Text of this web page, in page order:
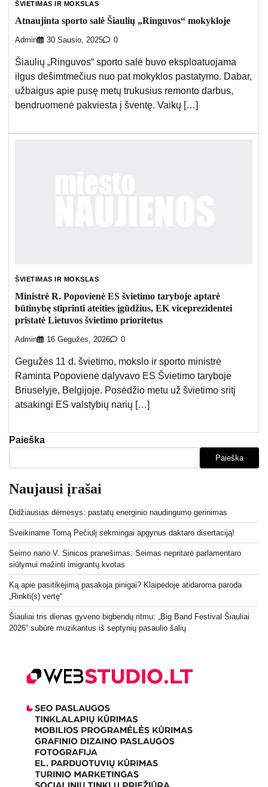
ŠVIETIMAS IR MOKSLAS
Atnaujinta sporto salė Šiaulių „Ringuvos“ mokykloje
Admin 30 Sausio, 2025 0
Šiaulių „Ringuvos“ sporto salė buvo eksploatuojama
ilgus dešimtmečius nuo pat mokyklos pastatymo. Dabar,
užbaigus apie pusę metų trukusius remonto darbus,
bendruomenė pakviesta į šventę. Vaikų […]
ŠVIETIMAS IR MOKSLAS
Ministrė R. Popovienė ES švietimo taryboje aptarė
būtinybę stiprinti ateities įgūdžius, EK viceprezidentei
pristatė Lietuvos švietimo prioritetus
Admin 16 Gegužės, 2026 0
Gegužės 11 d. švietimo, mokslo ir sporto ministrė
Raminta Popovienė dalyvavo ES Švietimo taryboje
Briuselyje, Belgijoje. Posėdžio metu už švietimo sritį
atsakingi ES valstybių narių […]
Paieška
Paieška
Naujausi įrašai
Didžiausias dėmesys: pastatų energinio naudingumo gerinimas
Sveikiname Tomą Pečiulį sėkmingai apgynus daktaro disertaciją!
Seimo nario V. Sinicos pranešimas: Seimas nepritarė parlamentaro
siūlymui mažinti imigrantų kvotas
Ką apie pasitikėjimą pasakoja pinigai? Klaipėdoje atidaroma paroda
„Rinkti(s) vertę“
Šiauliai tris dienas gyveno bigbendų ritmu: „Big Band Festival Šiauliai
2026“ subūrė muzikantus iš septynių pasaulio šalių